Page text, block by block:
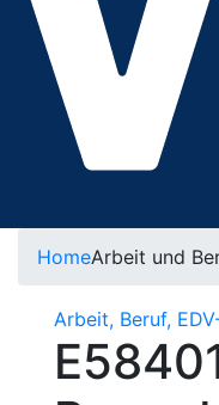
HomeArbeit und
Arbeit, Beruf,